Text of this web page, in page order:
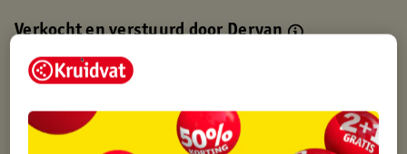
Verkocht en verstuurd doorDeryan
Binnen 1 werkdag verstuurd
Gratis retourneren via verkooppartner.
Gratis punten met je Kruidvat kaart